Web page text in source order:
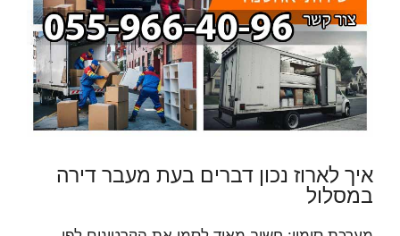
איך לארוז נכון דברים בעת מעבר דירה
במסלול